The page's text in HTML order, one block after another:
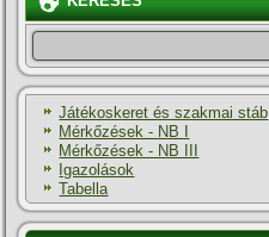
Játékoskeret és szakmai stáb
Mérkőzések - NB I
Mérkőzések - NB III
Igazolások
Tabella